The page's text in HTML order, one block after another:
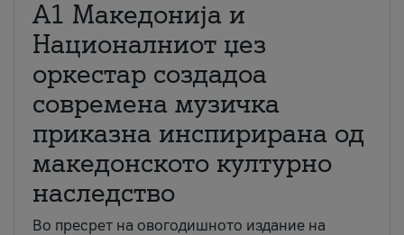
А1 Македонија и
Националниот џез
оркестар создадоа
современа музичка
приказна инспирирана од
македонското културно
наследство
Во пресрет на овогодишното издание на